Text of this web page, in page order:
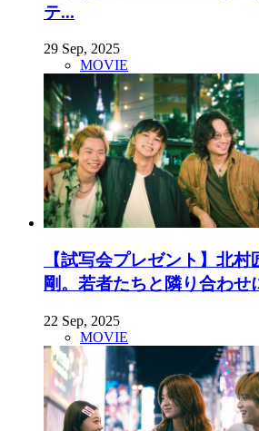
テ...
29 Sep, 2025
MOVIE
【試写会プレゼント】北
剛。若者たちと隣り合わせ
22 Sep, 2025
MOVIE